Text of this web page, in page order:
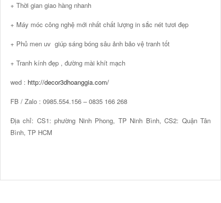
+ Thời gian giao hàng nhanh
+ Máy móc công nghệ mới nhất chất lượng in sắc nét tươi đẹp
+ Phủ men uv giúp sáng bóng sâu ảnh bảo vệ tranh tốt
+ Tranh kính đẹp , đường mài khít mạch
wed : http://decor3dhoanggia.com/
FB / Zalo : 0985.554.156 – 0835 166 268
Địa chỉ: CS1: phường Ninh Phong, TP Ninh Bình, CS2: Quận Tân
Bình, TP HCM